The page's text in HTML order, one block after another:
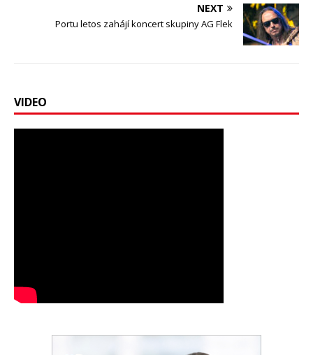
NEXT
Portu letos zahájí koncert skupiny AG Flek
VIDEO